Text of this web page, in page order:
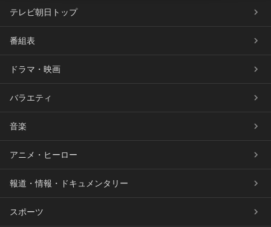
テレビ朝日トップ
番組表
ドラマ・映画
バラエティ
音楽
アニメ・ヒーロー
報道・情報・ドキュメンタリー
スポーツ